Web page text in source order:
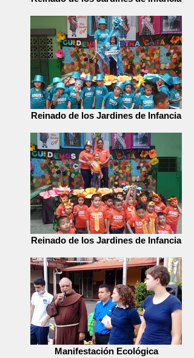
Reinado de los Jardines de Infancia
Reinado de los Jardines de Infancia
Manifestación Ecológica